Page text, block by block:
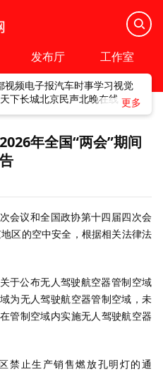
发布厅 工作室
视频电子报汽车时事学习视觉
天下长城北京民声北晚在线
年全国“两会”期间
会议和全国政协第十四届四次会
区的空中安全，根据相关法律法
于公布无人驾驶航空器管制空域
为无人驾驶航空器管制空域，未
管制空域内实施无人驾驶航空器
禁止生产销售燃放孔明灯的通